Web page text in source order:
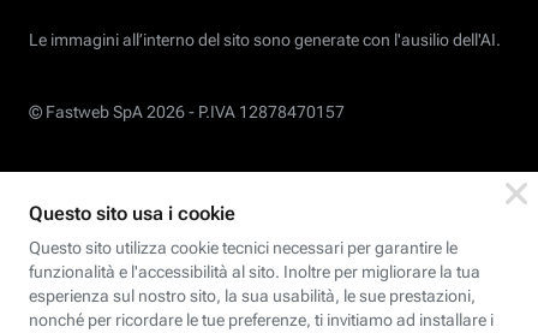
Le immagini all’interno del sito sono generate con l'ausilio dell'AI.
© Fastweb SpA 2026 - P.IVA 12878470157